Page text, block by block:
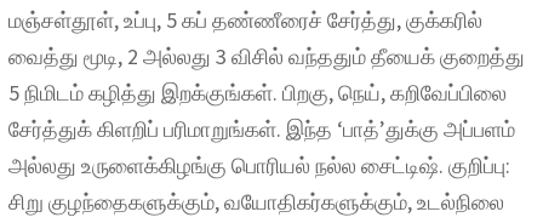
மஞ்சள்தூள், உப்பு, 5 கப் தண்ணீரைச் சேர்த்து, குக்கரில்
வைத்து மூடி, 2 அல்லது 3 விசில் வந்ததும் தீயைக் குறைத்து
5 நிமிடம் கழித்து இறக்குங்கள். பிறகு, நெய், கறிவேப்பிலை
சேர்த்துக் கிளறிப் பரிமாறுங்கள். இந்த ‘பாத்’துக்கு அப்பளம்
அல்லது உருளைக்கிழங்கு பொரியல் நல்ல சைட்டிஷ். குறிப்பு:
சிறு குழந்தைகளுக்கும், வயோதிகர்களுக்கும், உடல்நிலை